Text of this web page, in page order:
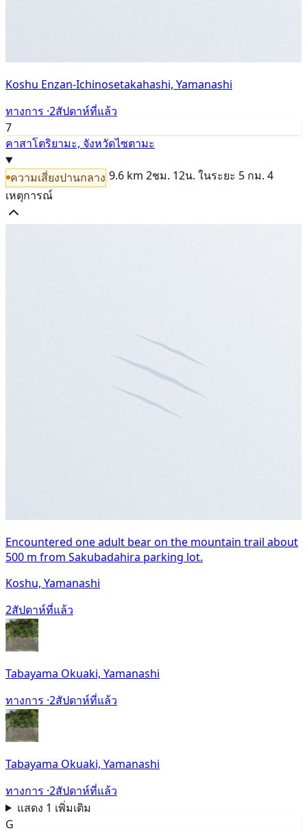
Koshu Enzan-Ichinosetakahashi, Yamanashi
ทางการ ·2สัปดาห์ที่แล้ว
7
คาสาโตริยามะ, จังหวัดไซตามะ
ความเสี่ยงปานกลาง 9.6 km 2ชม. 12น. ในระยะ 5 กม. 4
เหตุการณ์
Encountered one adult bear on the mountain trail about
500 m from Sakubadahira parking lot.
Koshu, Yamanashi
2สัปดาห์ที่แล้ว
Tabayama Okuaki, Yamanashi
ทางการ ·2สัปดาห์ที่แล้ว
Tabayama Okuaki, Yamanashi
ทางการ ·2สัปดาห์ที่แล้ว
แสดง 1 เพิ่มเติม
G